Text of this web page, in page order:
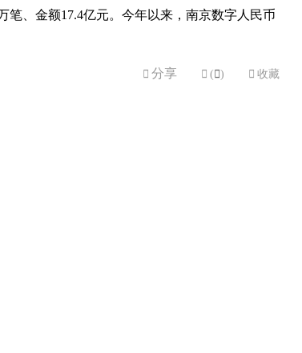
笔、金额17.4亿元。今年以来，南京数字人民币
 分享  ( )  收藏